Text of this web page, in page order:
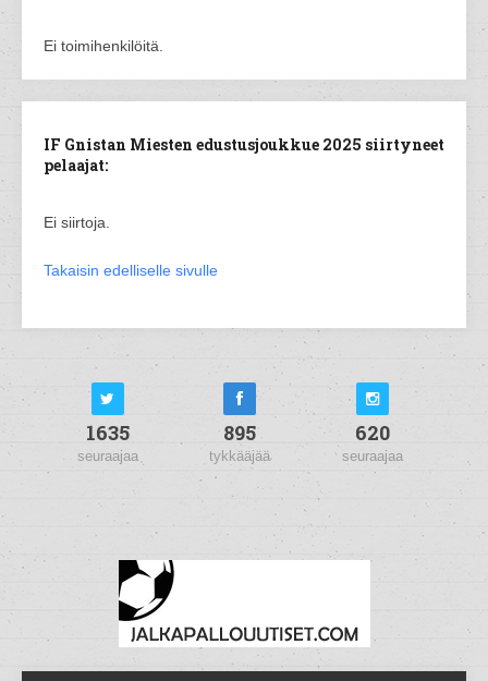
Ei toimihenkilöitä.
IF Gnistan Miesten edustusjoukkue 2025 siirtyneet
pelaajat:
Ei siirtoja.
Takaisin edelliselle sivulle
1635
seuraajaa
895
tykkääjää
620
seuraajaa